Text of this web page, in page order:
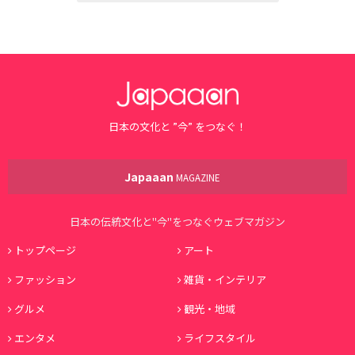
日本の文化と ”今” をつなぐ！
Japaaan MAGAZINE
日本の伝統文化と"今"をつなぐウェブマガジン
トップページ
アート
ファッション
雑貨・インテリア
グルメ
観光・地域
エンタメ
ライフスタイル